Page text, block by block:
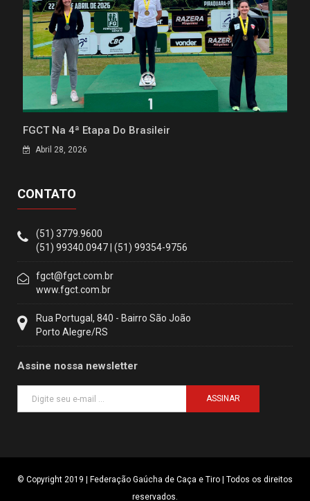
FGCT Na 4ª Etapa Do Brasileir
Abril 28, 2026
CONTATO
(51) 3779.9600
(51) 99340.0947 | (51) 99354-9756
fgct@fgct.com.br
www.fgct.com.br
Rua Portugal, 840 - Bairro São João
Porto Alegre/RS
Assine nossa newsletter
ASSINAR
© Copyright 2019 | Federação Gaúcha de Caça e Tiro | Todos os direitos
reservados.